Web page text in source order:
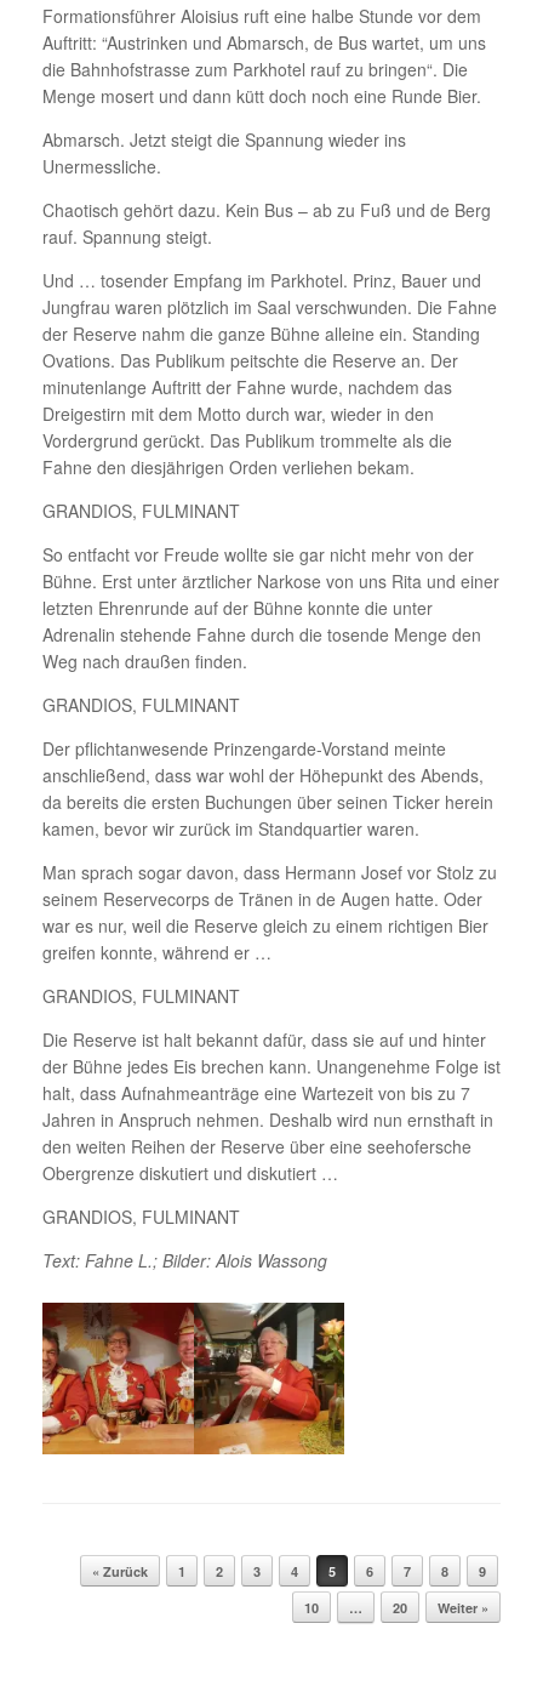
Formationsführer Aloisius ruft eine halbe Stunde vor dem
Auftritt: “Austrinken und Abmarsch, de Bus wartet, um uns
die Bahnhofstrasse zum Parkhotel rauf zu bringen“. Die
Menge mosert und dann kütt doch noch eine Runde Bier.
Abmarsch. Jetzt steigt die Spannung wieder ins
Unermessliche.
Chaotisch gehört dazu. Kein Bus – ab zu Fuß und de Berg
rauf. Spannung steigt.
Und … tosender Empfang im Parkhotel. Prinz, Bauer und
Jungfrau waren plötzlich im Saal verschwunden. Die Fahne
der Reserve nahm die ganze Bühne alleine ein. Standing
Ovations. Das Publikum peitschte die Reserve an. Der
minutenlange Auftritt der Fahne wurde, nachdem das
Dreigestirn mit dem Motto durch war, wieder in den
Vordergrund gerückt. Das Publikum trommelte als die
Fahne den diesjährigen Orden verliehen bekam.
GRANDIOS, FULMINANT
So entfacht vor Freude wollte sie gar nicht mehr von der
Bühne. Erst unter ärztlicher Narkose von uns Rita und einer
letzten Ehrenrunde auf der Bühne konnte die unter
Adrenalin stehende Fahne durch die tosende Menge den
Weg nach draußen finden.
GRANDIOS, FULMINANT
Der pflichtanwesende Prinzengarde-Vorstand meinte
anschließend, dass war wohl der Höhepunkt des Abends,
da bereits die ersten Buchungen über seinen Ticker herein
kamen, bevor wir zurück im Standquartier waren.
Man sprach sogar davon, dass Hermann Josef vor Stolz zu
seinem Reservecorps de Tränen in de Augen hatte. Oder
war es nur, weil die Reserve gleich zu einem richtigen Bier
greifen konnte, während er …
GRANDIOS, FULMINANT
Die Reserve ist halt bekannt dafür, dass sie auf und hinter
der Bühne jedes Eis brechen kann. Unangenehme Folge ist
halt, dass Aufnahmeanträge eine Wartezeit von bis zu 7
Jahren in Anspruch nehmen. Deshalb wird nun ernsthaft in
den weiten Reihen der Reserve über eine seehofersche
Obergrenze diskutiert und diskutiert …
GRANDIOS, FULMINANT
Text: Fahne L.; Bilder: Alois Wassong
Beitragsnavigation
« Zurück 1 2 3 4 5 6 7 8
9
10
… 20 Weiter »